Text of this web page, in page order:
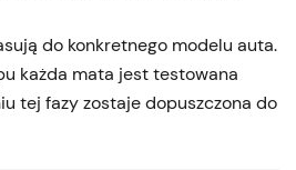
do konkretnego modelu auta.
każda mata jest testowana
tej fazy zostaje dopuszczona do